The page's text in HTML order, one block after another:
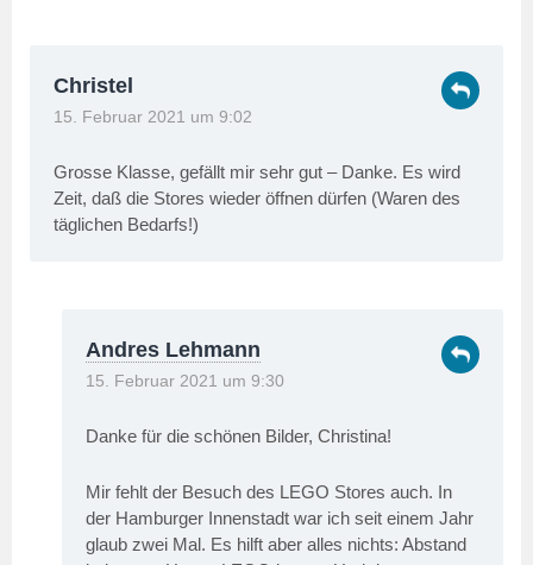
Christel
15. Februar 2021 um 9:02
Grosse Klasse, gefällt mir sehr gut – Danke. Es wird
Zeit, daß die Stores wieder öffnen dürfen (Waren des
täglichen Bedarfs!)
Andres Lehmann
15. Februar 2021 um 9:30
Danke für die schönen Bilder, Christina!
Mir fehlt der Besuch des LEGO Stores auch. In
der Hamburger Innenstadt war ich seit einem Jahr
glaub zwei Mal. Es hilft aber alles nichts: Abstand